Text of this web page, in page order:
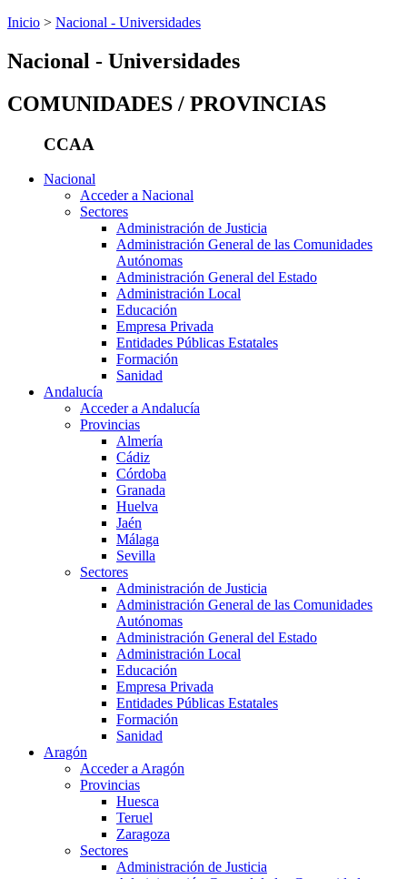
Inicio > Nacional - Universidades
Nacional - Universidades
COMUNIDADES / PROVINCIAS
CCAA
Nacional
Acceder a Nacional
Sectores
Administración de Justicia
Administración General de las Comunidades
Autónomas
Administración General del Estado
Administración Local
Educación
Empresa Privada
Entidades Públicas Estatales
Formación
Sanidad
Andalucía
Acceder a Andalucía
Provincias
Almería
Cádiz
Córdoba
Granada
Huelva
Jaén
Málaga
Sevilla
Sectores
Administración de Justicia
Administración General de las Comunidades
Autónomas
Administración General del Estado
Administración Local
Educación
Empresa Privada
Entidades Públicas Estatales
Formación
Sanidad
Aragón
Acceder a Aragón
Provincias
Huesca
Teruel
Zaragoza
Sectores
Administración de Justicia